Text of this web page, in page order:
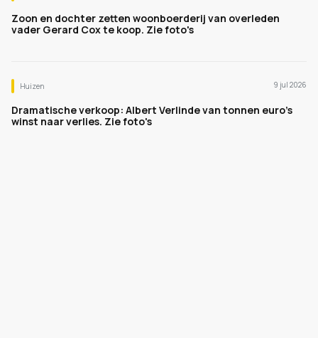
Zoon en dochter zetten woonboerderij van overleden
vader Gerard Cox te koop. Zie foto's
Huizen 9 jul 2026
Dramatische verkoop: Albert Verlinde van tonnen euro's
winst naar verlies. Zie foto's